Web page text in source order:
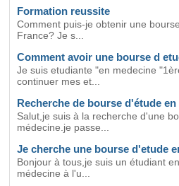
Formation reussite
Comment puis-je obtenir une
France? Je s...
Comment avoir une bourse d
Je suis etudiante "en medecine
continuer mes et...
Recherche de bourse d'étude en
Salut,je suis à la recherche d'une
médecine.je passe...
Je cherche une bourse d'etude
Bonjour à tous,je suis un étudiant
médecine à l'u...